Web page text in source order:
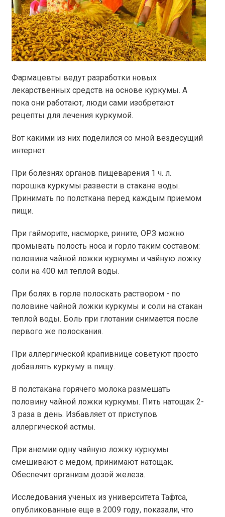
Фармацевты ведут разработки новых
лекарственных средств на основе куркумы. А
пока они работают, люди сами изобретают
рецепты для лечения куркумой.
Вот какими из них поделился со мной вездесущий
интернет.
При болезнях органов пищеварения 1 ч. л.
порошка куркумы развести в стакане воды.
Принимать по полсткана перед каждым приемом
пищи.
При гайморите, насморке, рините, ОРЗ можно
промывать полость носа и горло таким составом:
половина чайной ложки куркумы и чайную ложку
соли на 400 мл теплой воды.
При болях в горле полоскать раствором - по
половине чайной ложки куркумы и соли на стакан
теплой воды. Боль при глотании снимается после
первого же полоскания.
При аллергической крапивнице советуют просто
добавлять куркуму в пищу.
В полстакана горячего молока размешать
половину чайной ложки куркумы. Пить натощак 2-
3 раза в день. Избавляет от приступов
аллергической астмы.
При анемии одну чайную ложку куркумы
смешивают с медом, принимают натощак.
Обеспечит организм дозой железа.
Исследования ученых из университета Тафтса,
опубликованные еще в 2009 году, показали, что